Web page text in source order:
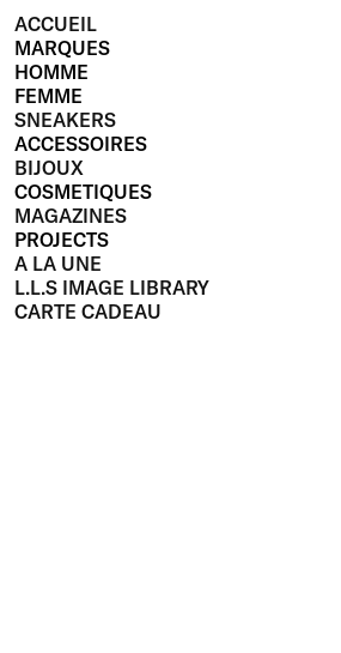
ACCUEIL
MARQUES
HOMME
FEMME
SNEAKERS
ACCESSOIRES
BIJOUX
COSMETIQUES
MAGAZINES
PROJECTS
A LA UNE
L.L.S IMAGE LIBRARY
CARTE CADEAU